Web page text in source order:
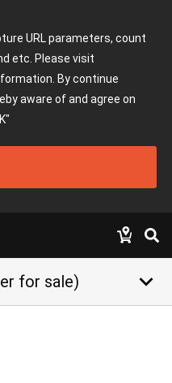
URL parameters, count
etc. Please visit
By continue
aware of and agree on
for sale) keyboard_arrow_down